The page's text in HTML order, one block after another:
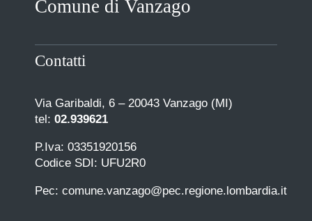
COMUNICAZIONE
Comune di Vanzago
Contatti
Via Garibaldi, 6 – 20043 Vanzago (MI)
tel: 02.939621
P.Iva: 03351920156
Codice SDI: UFU2R0
Pec: comune.vanzago@pec.regione.lombardia.it